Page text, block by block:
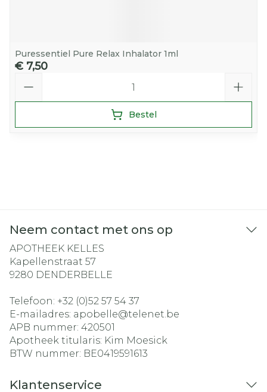
Puressentiel Pure Relax Inhalator 1ml
€ 7,50
Bestel
Neem contact met ons op
APOTHEEK KELLES
Kapellenstraat 57
9280 DENDERBELLE
Telefoon: +32 (0)52 57 54 37
E-mailadres: apobelle@telenet.be
APB nummer: 420501
Apotheek titularis: Kim Moesick
BTW nummer: BE0419591613
Klantenservice